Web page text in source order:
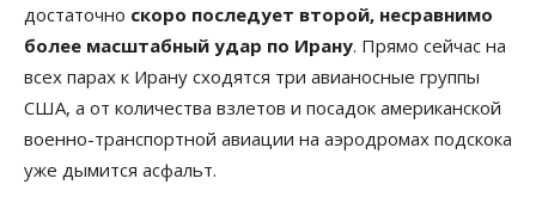
достаточно скоро последует второй, несравнимо
более масштабный удар по Ирану. Прямо сейчас на
всех парах к Ирану сходятся три авианосные группы
США, а от количества взлетов и посадок американской
военно-транспортной авиации на аэродромах подскока
уже дымится асфальт.